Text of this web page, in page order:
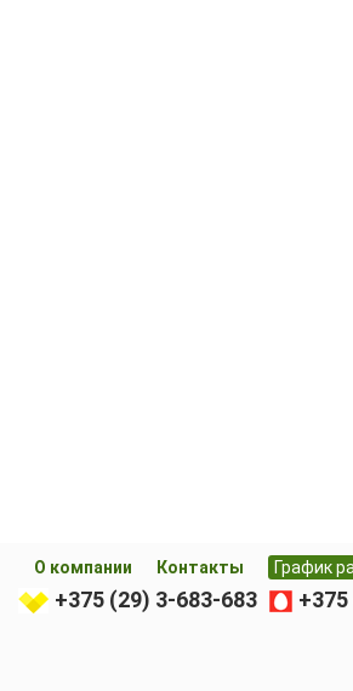
О компании Контакты График
+375 (29) 3-683-683